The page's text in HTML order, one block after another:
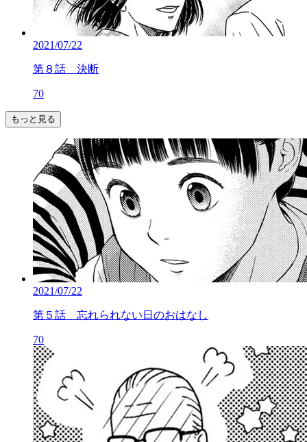
2021/07/22
第８話 決断
70
もっと見る
2021/07/22
第５話 忘れられない日のおはなし
70